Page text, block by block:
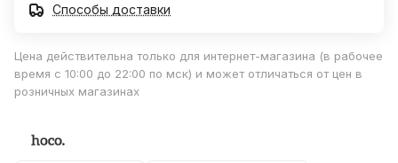
Способы доставки
Цена действительна только для интернет-магазина (в рабочее
время с 10:00 до 22:00 по мск) и может отличаться от цен в
розничных магазинах